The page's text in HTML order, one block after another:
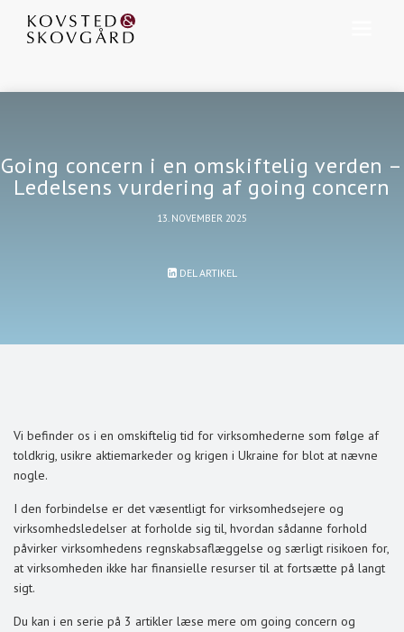
Going concern i en omskiftelig verden –
Ledelsens vurdering af going concern
13. NOVEMBER 2025
DEL ARTIKEL
Vi befinder os i en omskiftelig tid for virksomhederne som følge af
toldkrig, usikre aktiemarkeder og krigen i Ukraine for blot at nævne
nogle.
I den forbindelse er det væsentligt for virksomhedsejere og
virksomhedsledelser at forholde sig til, hvordan sådanne forhold
påvirker virksomhedens regnskabsaflæggelse og særligt risikoen for,
at virksomheden ikke har finansielle resurser til at fortsætte på langt
sigt.
Du kan i en serie på 3 artikler læse mere om going concern og